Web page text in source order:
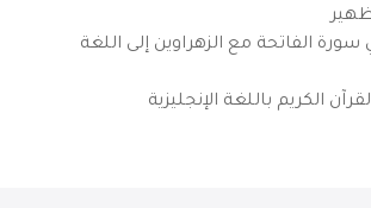
الفاتحة مع الزهراوين إلى اللغة
الكريم باللغة الإنجليزية